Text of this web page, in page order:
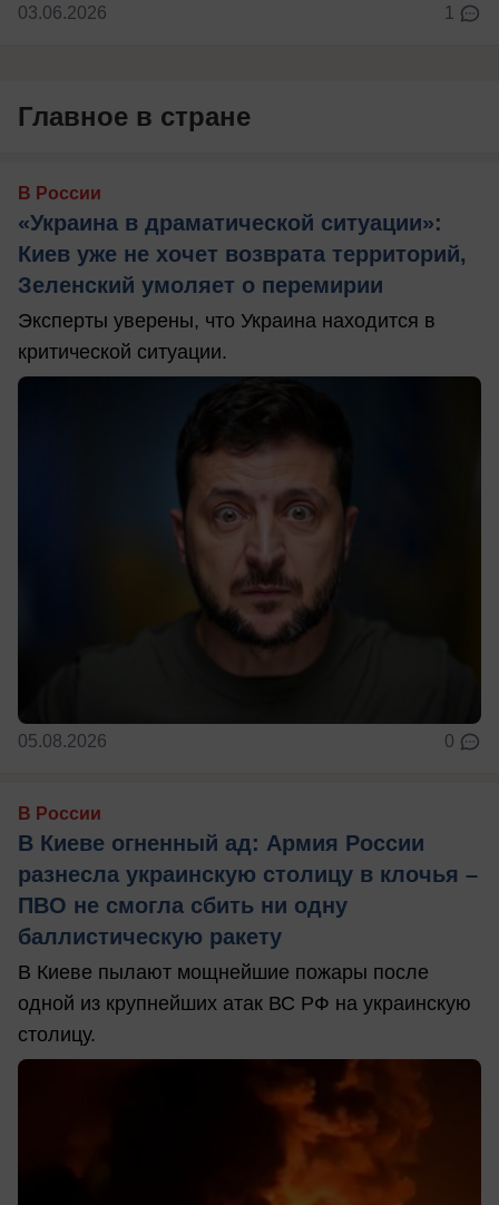
03.06.2026 1
Главное в стране
В России
«Украина в драматической ситуации»:
Киев уже не хочет возврата территорий,
Зеленский умоляет о перемирии
Эксперты уверены, что Украина находится в
критической ситуации.
05.08.2026 0
В России
В Киеве огненный ад: Армия России
разнесла украинскую столицу в клочья –
ПВО не смогла сбить ни одну
баллистическую ракету
В Киеве пылают мощнейшие пожары после
одной из крупнейших атак ВС РФ на украинскую
столицу.